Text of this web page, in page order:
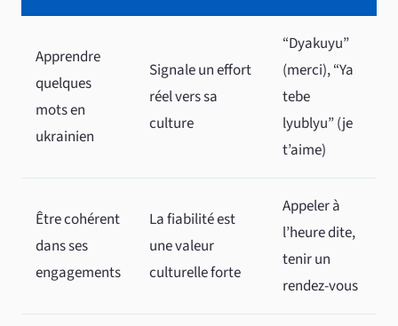
Apprendre
quelques
mots en
ukrainien
Signale un effort
réel vers sa
culture
“Dyakuyu”
(merci), “Ya
tebe
lyublyu” (je
t’aime)
Être cohérent
dans ses
engagements
La fiabilité est
une valeur
culturelle forte
Appeler à
l’heure dite,
tenir un
rendez-vous